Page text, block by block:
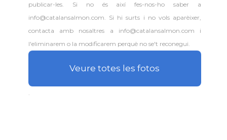
publicar-les. Si no és així fes-nos-ho saber a
info@catalansalmon.com. Si hi surts i no vols aparèixer,
contacta amb nosaltres a info@catalansalmon.com i
l'eliminarem o la modificarem perquè no se't reconegui.
Veure totes les fotos